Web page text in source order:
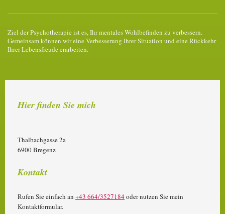
Ziel der Psychotherapie ist es, Ihr mentales Wohlbefinden zu verbessern.
Gemeinsam können wir eine Verbesserung Ihrer Situation und eine Rückkehr
Ihrer Lebensfreude erarbeiten.
Hier finden Sie mich
Thalbachgasse2a
6900Bregenz
Kontakt
Rufen Sie einfach an +43 664/3527184oder nutzen Sie mein
Kontaktformular.